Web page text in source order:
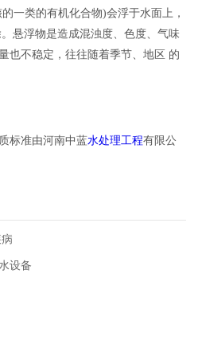
一类的有机化合物)会浮于水面上，
悬浮物是造成混浊度、色度、气味
也不稳定，往往随着季节、地区 的
准由河南中蓝水处理工程有限公
设备